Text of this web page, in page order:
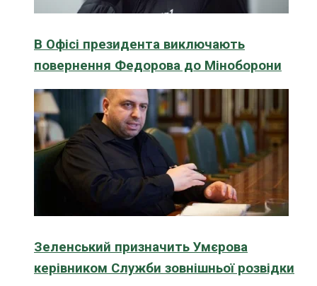
В Офісі президента виключають
повернення Федорова до Міноборони
Зеленський призначить Умєрова
керівником Служби зовнішньої розвідки